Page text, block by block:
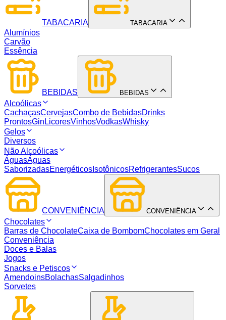
TABACARIA TABACARIA
Alumínios
Carvão
Essência
BEBIDAS BEBIDAS
Alcoólicas
CachaçasCervejasCombo de BebidasDrinks
ProntosGin LicoresVinhosVodkasWhisky
Gelos
Diversos
Não Alcoólicas
ÁguasÁguas
SaborizadasEnergéticos IsotônicosRefrigerantesSucos
CONVENIÊNCIA CONVENIÊNCIA
Chocolates
Barras de ChocolateCaixa de BombomChocolates em Geral
Conveniência
Doces e Balas
Jogos
Snacks e Petiscos
AmendoinsBolachasSalgadinhos
Sorvetes